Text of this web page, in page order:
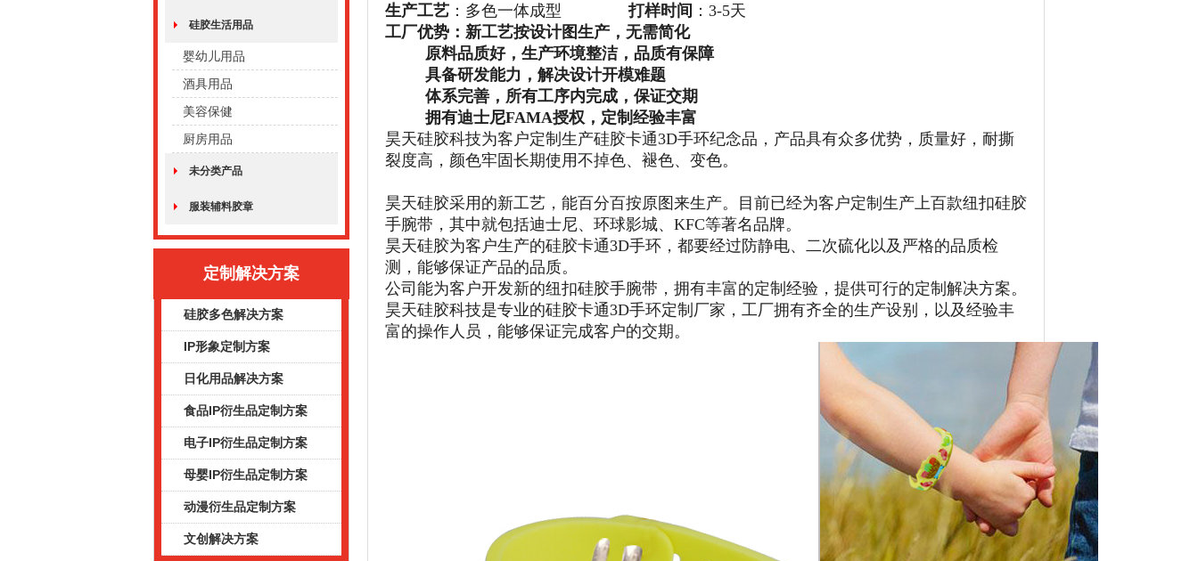
硅胶生活用品
婴幼儿用品
酒具用品
美容保健
厨房用品
未分类产品
服装辅料胶章
定制解决方案
硅胶多色解决方案
IP形象定制方案
日化用品解决方案
食品IP衍生品定制方案
电子IP衍生品定制方案
母婴IP衍生品定制方案
动漫衍生品定制方案
文创解决方案
生产工艺 ：多色一体成型打样时间 ：3-5天
工厂优势：新工艺按设计图生产，无需简化
原料品质好，生产环境整洁，品质有保障
具备研发能力，解决设计开模难题
体系完善，所有工序内完成，保证交期
拥有迪士尼FAMA授权，定制经验丰富
昊天硅胶科技为客户定制生产硅胶卡通3D手环纪念品，产品具有众多优势，质量好，耐撕
裂度高，颜色牢固长期使用不掉色、褪色、变色。
昊天硅胶采用的新工艺，能百分百按原图来生产。目前已经为客户定制生产上百款纽扣硅胶
手腕带，其中就包括迪士尼、环球影城、KFC等著名品牌。
昊天硅胶为客户生产的硅胶卡通3D手环，都要经过防静电、二次硫化以及严格的品质检
测，能够保证产品的品质。
公司能为客户开发新的纽扣硅胶手腕带，拥有丰富的定制经验，提供可行的定制解决方案。
昊天硅胶科技是专业的硅胶卡通3D手环定制厂家，工厂拥有齐全的生产设别，以及经验丰
富的操作人员，能够保证完成客户的交期。